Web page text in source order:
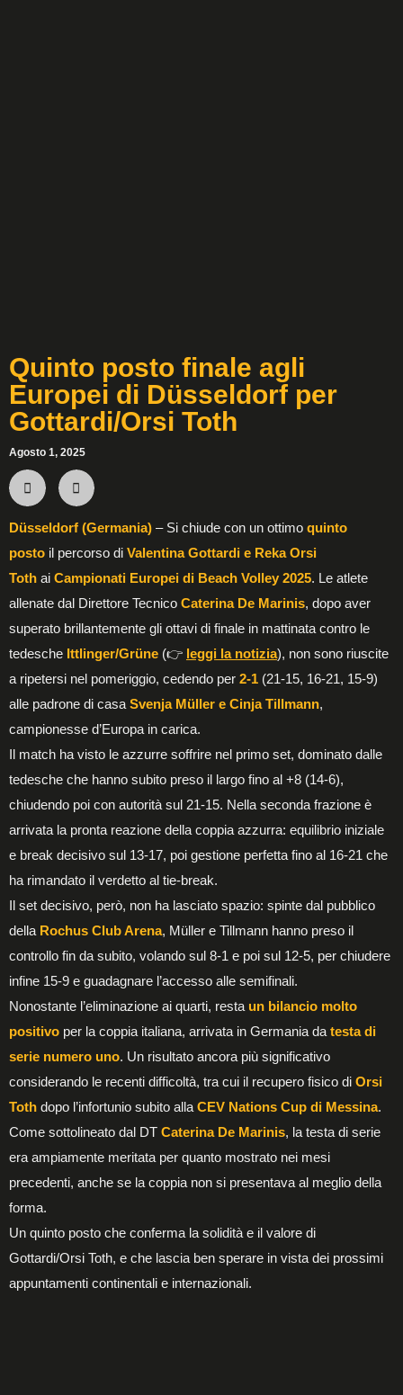
Quinto posto finale agli
Europei di Düsseldorf per
Gottardi/Orsi Toth
Agosto 1, 2025
Düsseldorf (Germania) – Si chiude con un ottimo quinto
posto il percorso di Valentina Gottardi e Reka Orsi
Toth ai Campionati Europei di Beach Volley 2025. Le atlete
allenate dal Direttore Tecnico Caterina De Marinis, dopo aver
superato brillantemente gli ottavi di finale in mattinata contro le
tedesche Ittlinger/Grüne (👉 leggi la notizia), non sono riuscite
a ripetersi nel pomeriggio, cedendo per 2-1 (21-15, 16-21, 15-9)
alle padrone di casa Svenja Müller e Cinja Tillmann,
campionesse d’Europa in carica.
Il match ha visto le azzurre soffrire nel primo set, dominato dalle
tedesche che hanno subito preso il largo fino al +8 (14-6),
chiudendo poi con autorità sul 21-15. Nella seconda frazione è
arrivata la pronta reazione della coppia azzurra: equilibrio iniziale
e break decisivo sul 13-17, poi gestione perfetta fino al 16-21 che
ha rimandato il verdetto al tie-break.
Il set decisivo, però, non ha lasciato spazio: spinte dal pubblico
della Rochus Club Arena, Müller e Tillmann hanno preso il
controllo fin da subito, volando sul 8-1 e poi sul 12-5, per chiudere
infine 15-9 e guadagnare l’accesso alle semifinali.
Nonostante l’eliminazione ai quarti, resta un bilancio molto
positivo per la coppia italiana, arrivata in Germania da testa di
serie numero uno. Un risultato ancora più significativo
considerando le recenti difficoltà, tra cui il recupero fisico di Orsi
Toth dopo l’infortunio subito alla CEV Nations Cup di Messina.
Come sottolineato dal DT Caterina De Marinis, la testa di serie
era ampiamente meritata per quanto mostrato nei mesi
precedenti, anche se la coppia non si presentava al meglio della
forma.
Un quinto posto che conferma la solidità e il valore di
Gottardi/Orsi Toth, e che lascia ben sperare in vista dei prossimi
appuntamenti continentali e internazionali.